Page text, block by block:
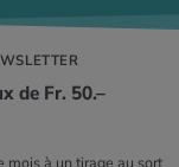
de Fr. 50.–